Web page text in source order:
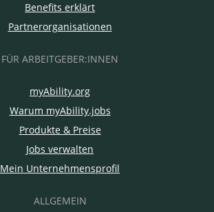
Benefits erklärt
Partnerorganisationen
FÜR ARBEITGEBER:INNEN
myAbility.org
Warum myAbility.jobs
Produkte & Preise
Jobs verwalten
Mein Unternehmensprofil
ALLGEMEIN